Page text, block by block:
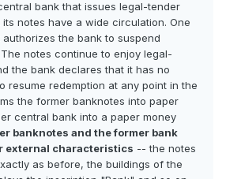
bank that issues legal-tender
notes have a wide circulation. One
the bank to suspend
notes continue to enjoy legal-
the bank declares that it has no
resume redemption at any point in the
the former banknotes into paper
central bank into a paper money
banknotes and the former bank
external characteristics -- the notes
as before, the buildings of the